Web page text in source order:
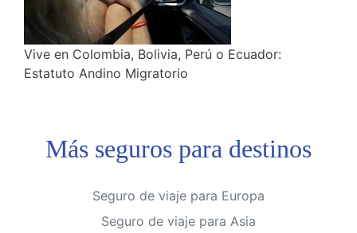
Vive en Colombia, Bolivia, Perú o Ecuador:
Estatuto Andino Migratorio
Más seguros para destinos
Seguro de viaje para Europa
Seguro de viaje para Asia